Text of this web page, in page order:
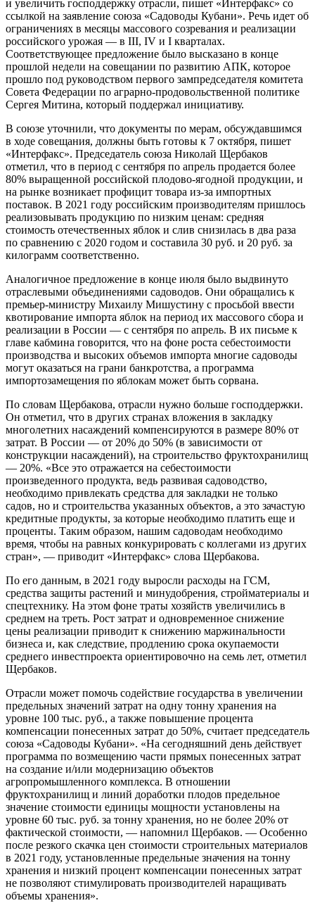
и увеличить господдержку отрасли, пишет «Интерфакс» со
ссылкой на заявление союза «Садоводы Кубани». Речь идет об
ограничениях в месяцы массового созревания и реализации
российского урожая — в III, IV и I кварталах.
Соответствующее предложение было высказано в конце
прошлой недели на совещании по развитию АПК, которое
прошло под руководством первого зампредседателя комитета
Совета Федерации по аграрно-продовольственной политике
Сергея Митина, который поддержал инициативу.
В союзе уточнили, что документы по мерам, обсуждавшимся
в ходе совещания, должны быть готовы к 7 октября, пишет
«Интерфакс». Председатель союза Николай Щербаков
отметил, что в период с сентября по апрель продается более
80% выращенной российской плодово-ягодной продукции, и
на рынке возникает профицит товара из-за импортных
поставок. В 2021 году российским производителям пришлось
реализовывать продукцию по низким ценам: средняя
стоимость отечественных яблок и слив снизилась в два раза
по сравнению с 2020 годом и составила 30 руб. и 20 руб. за
килограмм соответственно.
Аналогичное предложение в конце июля было выдвинуто
отраслевыми объединениями садоводов. Они обращались к
премьер-министру Михаилу Мишустину с просьбой ввести
квотирование импорта яблок на период их массового сбора и
реализации в России — с сентября по апрель. В их письме к
главе кабмина говорится, что на фоне роста себестоимости
производства и высоких объемов импорта многие садоводы
могут оказаться на грани банкротства, а программа
импортозамещения по яблокам может быть сорвана.
По словам Щербакова, отрасли нужно больше господдержки.
Он отметил, что в других странах вложения в закладку
многолетних насаждений компенсируются в размере 80% от
затрат. В России — от 20% до 50% (в зависимости от
конструкции насаждений), на строительство фруктохранилищ
— 20%. «Все это отражается на себестоимости
произведенного продукта, ведь развивая садоводство,
необходимо привлекать средства для закладки не только
садов, но и строительства указанных объектов, а это зачастую
кредитные продукты, за которые необходимо платить еще и
проценты. Таким образом, нашим садоводам необходимо
время, чтобы на равных конкурировать с коллегами из других
стран», — приводит «Интерфакс» слова Щербакова.
По его данным, в 2021 году выросли расходы на ГСМ,
средства защиты растений и минудобрения, стройматериалы и
спецтехнику. На этом фоне траты хозяйств увеличились в
среднем на треть. Рост затрат и одновременное снижение
цены реализации приводит к снижению маржинальности
бизнеса и, как следствие, продлению срока окупаемости
среднего инвестпроекта ориентировочно на семь лет, отметил
Щербаков.
Отрасли может помочь содействие государства в увеличении
предельных значений затрат на одну тонну хранения на
уровне 100 тыс. руб., а также повышение процента
компенсации понесенных затрат до 50%, считает председатель
союза «Садоводы Кубани». «На сегодняшний день действует
программа по возмещению части прямых понесенных затрат
на создание и/или модернизацию объектов
агропромышленного комплекса. В отношении
фруктохранилищ и линий доработки плодов предельное
значение стоимости единицы мощности установлены на
уровне 60 тыс. руб. за тонну хранения, но не более 20% от
фактической стоимости, — напомнил Щербаков. — Особенно
после резкого скачка цен стоимости строительных материалов
в 2021 году, установленные предельные значения на тонну
хранения и низкий процент компенсации понесенных затрат
не позволяют стимулировать производителей наращивать
объемы хранения».